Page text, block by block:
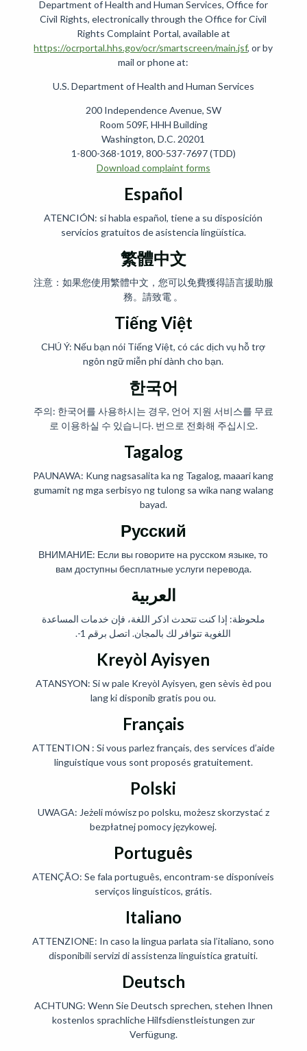
Department of Health and Human Services, Office for
Civil Rights, electronically through the Office for Civil
Rights Complaint Portal, available at
https://ocrportal.hhs.gov/ocr/smartscreen/main.jsf, or by
mail or phone at:
U.S. Department of Health and Human Services
200 Independence Avenue, SW
Room 509F, HHH Building
Washington, D.C. 20201
1-800-368-1019, 800-537-7697 (TDD)
Download complaint forms
Español
ATENCIÓN: si habla español, tiene a su disposición
servicios gratuitos de asistencia lingüística.
繁體中文
注意：如果您使用繁體中文，您可以免費獲得語言援助服
務。請致電 。
Tiếng Việt
CHÚ Ý: Nếu bạn nói Tiếng Việt, có các dịch vụ hỗ trợ
ngôn ngữ miễn phí dành cho bạn.
한국어
주의: 한국어를 사용하시는 경우, 언어 지원 서비스를 무료
로 이용하실 수 있습니다. 번으로 전화해 주십시오.
Tagalog
PAUNAWA: Kung nagsasalita ka ng Tagalog, maaari kang
gumamit ng mga serbisyo ng tulong sa wika nang walang
bayad.
Русский
ВНИМАНИЕ: Если вы говорите на русском языке, то
вам доступны бесплатные услуги перевода.
العربية
ملحوظة: إذا كنت تتحدث اذكر اللغة، فإن خدمات المساعدة
اللغوية تتوافر لك بالمجان. اتصل برقم 1-.
Kreyòl Ayisyen
ATANSYON: Si w pale Kreyòl Ayisyen, gen sèvis èd pou
lang ki disponib gratis pou ou.
Français
ATTENTION : Si vous parlez français, des services d’aide
linguistique vous sont proposés gratuitement.
Polski
UWAGA: Jeżeli mówisz po polsku, możesz skorzystać z
bezpłatnej pomocy językowej.
Português
ATENÇÃO: Se fala português, encontram-se disponíveis
serviços linguísticos, grátis.
Italiano
ATTENZIONE: In caso la lingua parlata sia l’italiano, sono
disponibili servizi di assistenza linguistica gratuiti.
Deutsch
ACHTUNG: Wenn Sie Deutsch sprechen, stehen Ihnen
kostenlos sprachliche Hilfsdienstleistungen zur
Verfügung.